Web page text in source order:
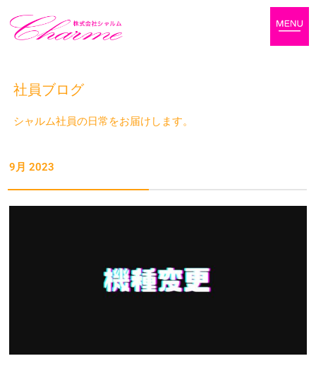
社員ブログ
シャルム社員の日常をお届けします。
9月 2023